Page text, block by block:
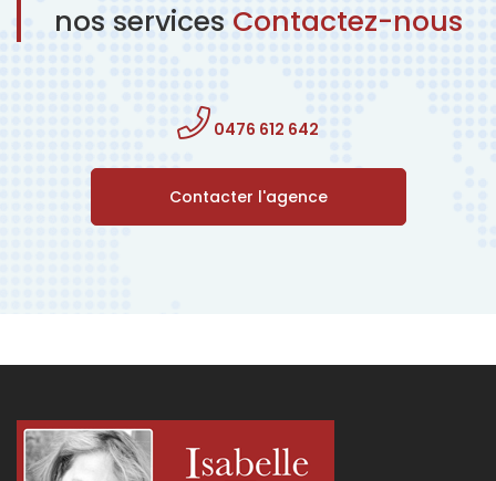
nos services Contactez-nous
0476 612 642
Contacter l'agence